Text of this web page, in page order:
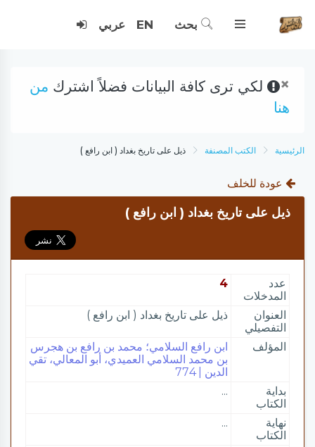
بحث EN عربي
× لكي ترى كافة البيانات فضلاً اشترك من
هنا
الرئيسية الكتب المصنفة ذيل على تاريخ بغداد ( ابن رافع )
عودة للخلف
ذيل على تاريخ بغداد ( ابن رافع )
عدد
المدخلات
4
العنوان
التفصيلي
ذيل على تاريخ بغداد ( ابن رافع )
المؤلف
ابن رافع السلامي؛ محمد بن رافع بن هجرس
بن محمد السلامي العميدي، أبو المعالي، تقي
الدين | 774
بداية
الكتاب
...
نهاية
الكتاب
...